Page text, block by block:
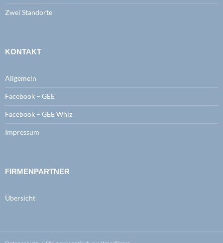
Zwei Standorte
KONTAKT
Allgemein
Facebook – GEE
Facebook – GEE Whiz
Impressum
FIRMENPARTNER
Übersicht